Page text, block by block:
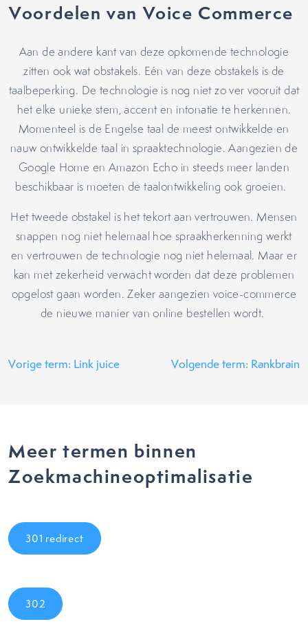
Voordelen van Voice Commerce
Aan de andere kant van deze opkomende technologie
zitten ook wat obstakels. Eén van deze obstakels is de
taalbeperking. De technologie is nog niet zo ver vooruit dat
het elke unieke stem, accent en intonatie te herkennen.
Momenteel is de Engelse taal de meest ontwikkelde en
nauw ontwikkelde taal in spraaktechnologie. Aangezien de
Google Home en Amazon Echo in steeds meer landen
beschikbaar is moeten de taalontwikkeling ook groeien.
Het tweede obstakel is het tekort aan vertrouwen. Mensen
snappen nog niet helemaal hoe spraakherkenning werkt
en vertrouwen de technologie nog niet helemaal. Maar er
kan met zekerheid verwacht worden dat deze problemen
opgelost gaan worden. Zeker aangezien voice-commerce
de nieuwe manier van online bestellen wordt.
Vorige term: Link juice Volgende term: Rankbrain
Meer termen binnen
Zoekmachineoptimalisatie
301 redirect
302